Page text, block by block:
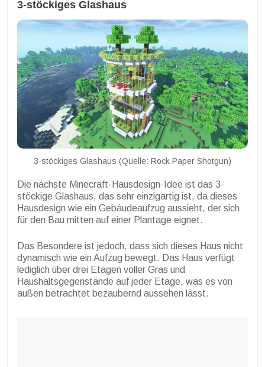
3-stöckiges Glashaus
3-stöckiges Glashaus (Quelle: Rock Paper Shotgun)
Die nächste Minecraft-Hausdesign-Idee ist das 3-
stöckige Glashaus, das sehr einzigartig ist, da dieses
Hausdesign wie ein Gebäudeaufzug aussieht, der sich
für den Bau mitten auf einer Plantage eignet.
Das Besondere ist jedoch, dass sich dieses Haus nicht
dynamisch wie ein Aufzug bewegt. Das Haus verfügt
lediglich über drei Etagen voller Gras und
Haushaltsgegenstände auf jeder Etage, was es von
außen betrachtet bezaubernd aussehen lässt.